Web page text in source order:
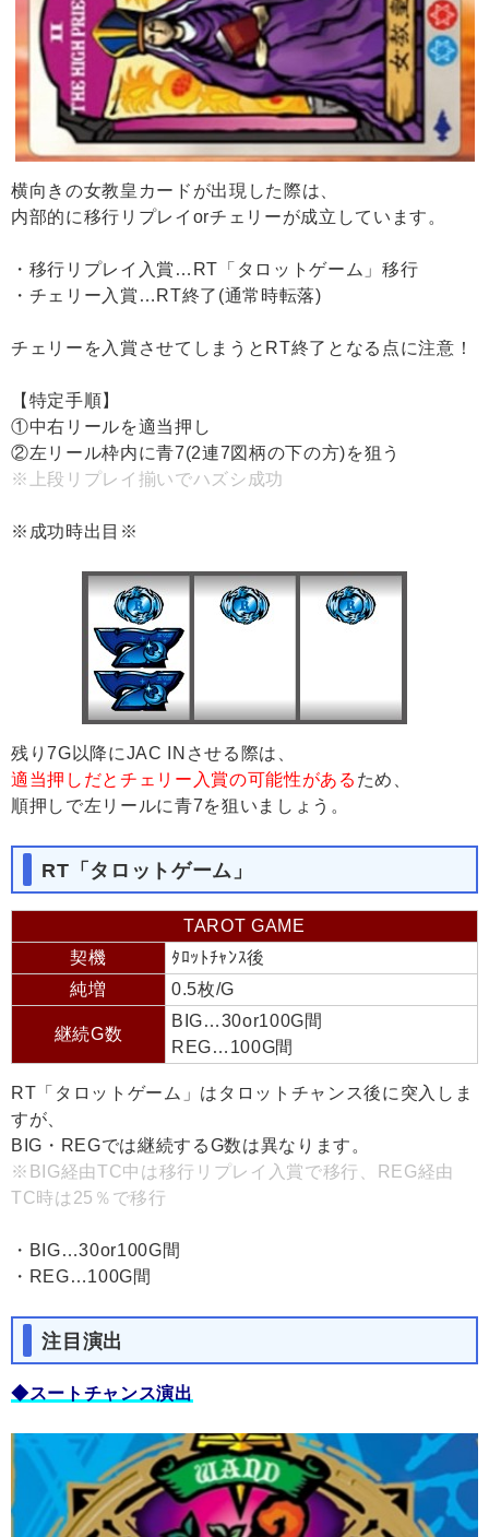
横向きの女教皇カードが出現した際は、
内部的に移行リプレイorチェリーが成立しています。
・移行リプレイ入賞…RT「タロットゲーム」移行
・チェリー入賞…RT終了(通常時転落)
チェリーを入賞させてしまうとRT終了となる点に注意！
【特定手順】
①中右リールを適当押し
②左リール枠内に青7(2連7図柄の下の方)を狙う
※上段リプレイ揃いでハズシ成功
※成功時出目※
残り7G以降にJAC INさせる際は、
適当押しだとチェリー入賞の可能性がある ため、
順押しで左リールに青7を狙いましょう。
RT「タロットゲーム」
TAROT GAME
契機
ﾀﾛｯﾄﾁｬﾝｽ後
純増
0.5枚/G
継続G数
BIG…30or100G間
REG…100G間
RT「タロットゲーム」はタロットチャンス後に突入しま
すが、
BIG・REGでは継続するG数は異なります。
※BIG経由TC中は移行リプレイ入賞で移行、REG経由
TC時は25％で移行
・BIG…30or100G間
・REG…100G間
注目演出
◆スートチャンス演出